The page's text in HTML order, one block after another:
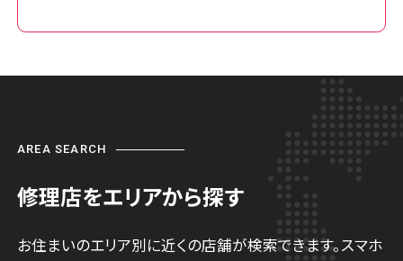
AREA SEARCH
修理店をエリアから探す
お住まいのエリア別に近くの店舗が検索できます。スマホ